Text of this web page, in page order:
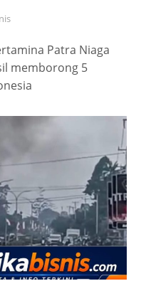
Patra Niaga
memborong 5